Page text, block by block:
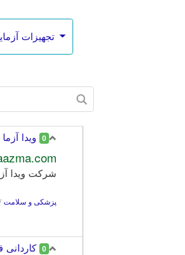
تجهیزات آزمایشگاه پزشکی
0 ویدا
شرکت ویدا
پزشکی و سلامت /
0